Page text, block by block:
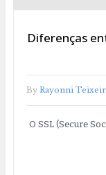
Diferenças
By Rayonni
O SSL (Secure